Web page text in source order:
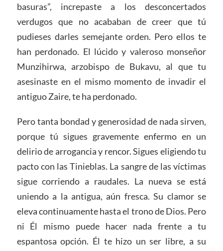
basuras”, increpaste a los desconcertados
verdugos que no acababan de creer que tú
pudieses darles semejante orden. Pero ellos te
han perdonado. El lúcido y valeroso monseñor
Munzihirwa, arzobispo de Bukavu, al que tu
asesinaste en el mismo momento de invadir el
antiguo Zaire, te ha perdonado.
Pero tanta bondad y generosidad de nada sirven,
porque tú sigues gravemente enfermo en un
delirio de arrogancia y rencor. Sigues eligiendo tu
pacto con las Tinieblas. La sangre de las víctimas
sigue corriendo a raudales. La nueva se está
uniendo a la antigua, aún fresca. Su clamor se
eleva continuamente hasta el trono de Dios. Pero
ni Él mismo puede hacer nada frente a tu
espantosa opción. Él te hizo un ser libre, a su